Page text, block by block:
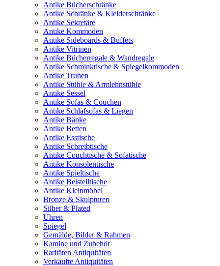
Antike Bücherschränke
Antike Schränke & Kleiderschränke
Antike Sekretäre
Antike Kommoden
Antike Sideboards & Buffets
Antike Vitrinen
Antike Bücherregale & Wandregale
Antike Schminktische & Spiegelkommoden
Antike Truhen
Antike Stühle & Armlehnstühle
Antike Sessel
Antike Sofas & Couchen
Antike Schlafsofas & Liegen
Antike Bänke
Antike Betten
Antike Esstische
Antike Schreibtische
Antike Couchtische & Sofatische
Antike Konsolentische
Antike Spieltische
Antike Beistelltische
Antike Kleinmöbel
Bronze & Skulpturen
Silber & Plated
Uhren
Spiegel
Gemälde, Bilder & Rahmen
Kamine und Zubehör
Raritäten Antiquitäten
Verkaufte Antiquitäten